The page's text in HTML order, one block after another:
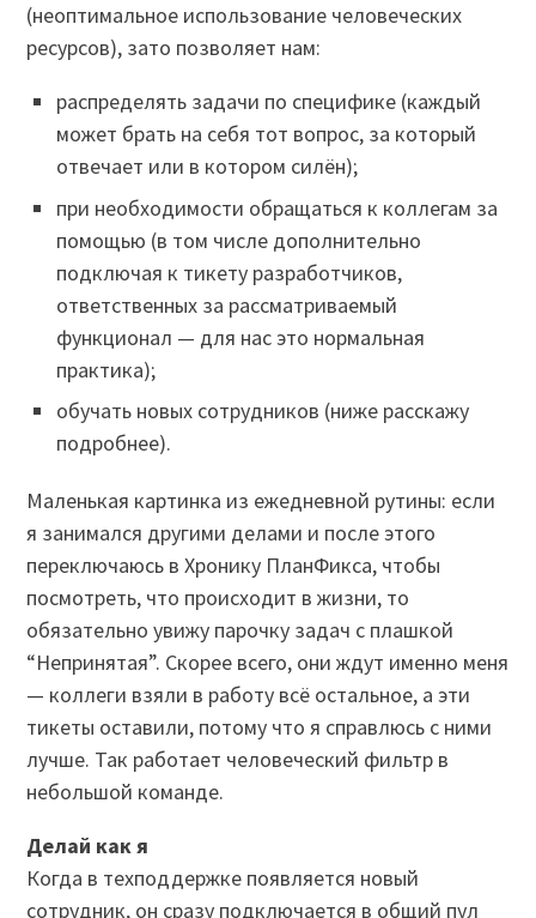
(неоптимальное использование человеческих
ресурсов), зато позволяет нам:
распределять задачи по специфике (каждый
может брать на себя тот вопрос, за который
отвечает или в котором силён);
при необходимости обращаться к коллегам за
помощью (в том числе дополнительно
подключая к тикету разработчиков,
ответственных за рассматриваемый
функционал — для нас это нормальная
практика);
обучать новых сотрудников (ниже расскажу
подробнее).
Маленькая картинка из ежедневной рутины: если
я занимался другими делами и после этого
переключаюсь в Хронику ПланФикса, чтобы
посмотреть, что происходит в жизни, то
обязательно увижу парочку задач с плашкой
“Непринятая”. Скорее всего, они ждут именно меня
— коллеги взяли в работу всё остальное, а эти
тикеты оставили, потому что я справлюсь с ними
лучше. Так работает человеческий фильтр в
небольшой команде.
Делай как я
Когда в техподдержке появляется новый
сотрудник, он сразу подключается в общий пул